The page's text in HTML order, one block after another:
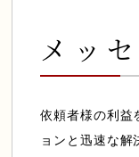
メッ
依頼者様の利益
ョンと迅速な解